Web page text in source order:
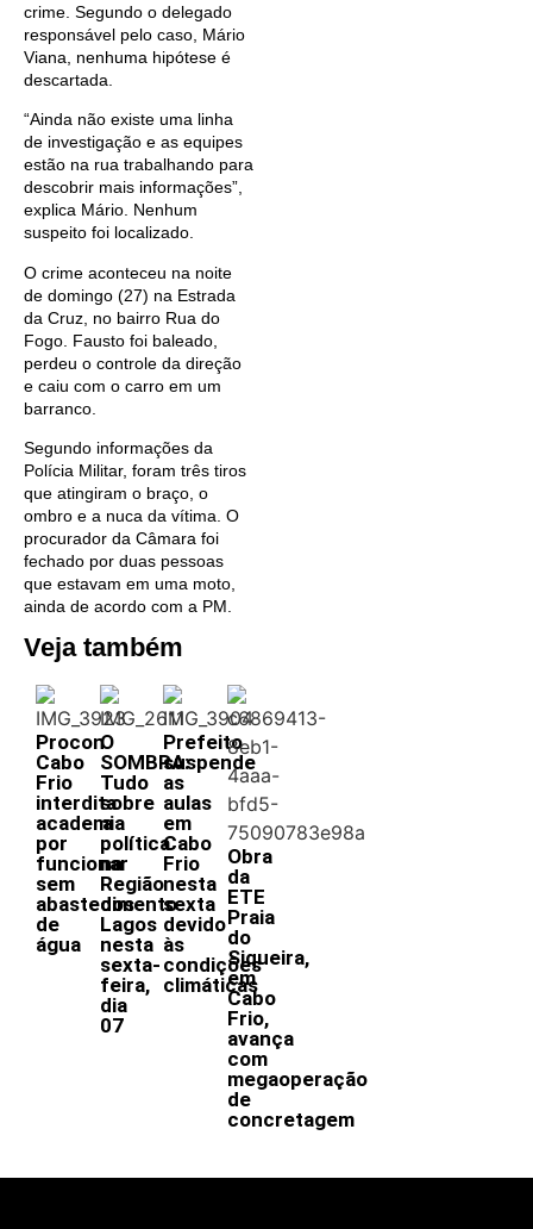
crime. Segundo o delegado
responsável pelo caso, Mário
Viana, nenhuma hipótese é
descartada.
“Ainda não existe uma linha
de investigação e as equipes
estão na rua trabalhando para
descobrir mais informações”,
explica Mário. Nenhum
suspeito foi localizado.
O crime aconteceu na noite
de domingo (27) na Estrada
da Cruz, no bairro Rua do
Fogo. Fausto foi baleado,
perdeu o controle da direção
e caiu com o carro em um
barranco.
Segundo informações da
Polícia Militar, foram três tiros
que atingiram o braço, o
ombro e a nuca da vítima. O
procurador da Câmara foi
fechado por duas pessoas
que estavam em uma moto,
ainda de acordo com a PM.
Veja também
Procon
Cabo
Frio
interdita
academia
por
funcionar
sem
abastecimento
de
água
O
SOMBRA:
Tudo
sobre
a
política
na
Região
dos
Lagos
nesta
sexta-
feira,
dia
07
Prefeito
suspende
as
aulas
em
Cabo
Frio
nesta
sexta
devido
às
condições
climáticas
Obra
da
ETE
Praia
do
Siqueira,
em
Cabo
Frio,
avança
com
megaoperação
de
concretagem